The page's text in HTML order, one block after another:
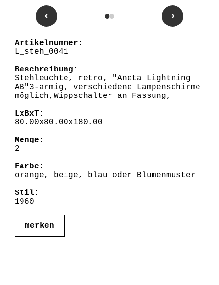
‹ ›
Artikelnummer:
L_steh_0041
Beschreibung:
Stehleuchte, retro, "Aneta Lightning
AB"3-armig, verschiedene Lampenschirme
möglich,Wippschalter an Fassung,
LxBxT:
80.00x80.00x180.00
Menge:
2
Farbe:
orange, beige, blau oder Blumenmuster
Stil:
1960
merken